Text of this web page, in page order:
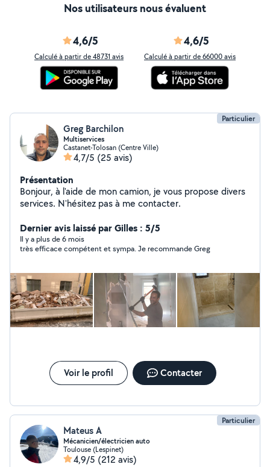
Nos utilisateurs nous évaluent
4,6/5
Calculé à partir de 48731 avis
4,6/5
Calculé à partir de 66000 avis
Particulier
Greg Barchilon
Multiservices
Castanet-Tolosan (Centre Ville)
4,7/5 (25 avis)
Présentation
Bonjour, à l'aide de mon camion, je vous propose divers
services. N'hésitez pas à me contacter.
Dernier avis laissé par Gilles : 5/5
Il y a plus de 6 mois
très efficace compétent et sympa. Je recommande Greg
Voir le profil Contacter
Particulier
Mateus A
Mécanicien/électricien auto
Toulouse (Lespinet)
4,9/5 (212 avis)